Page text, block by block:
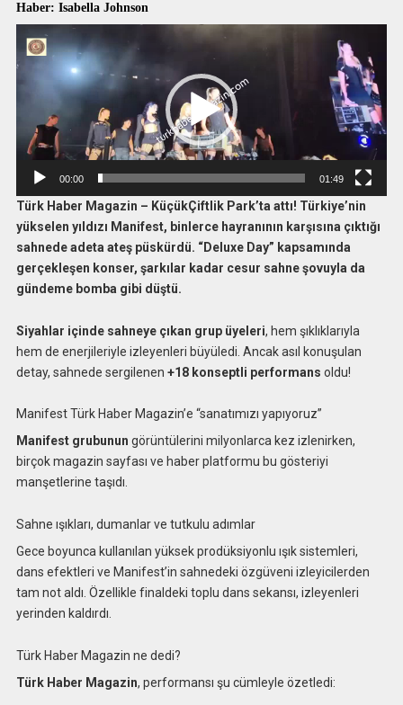
Haber: Isabella Johnson
Video
oynatıcı
00:00 01:49
Türk Haber Magazin – KüçükÇiftlik Park’ta attı! Türkiye’nin
yükselen yıldızı Manifest, binlerce hayranının karşısına çıktığı
sahnede adeta ateş püskürdü. “Deluxe Day” kapsamında
gerçekleşen konser, şarkılar kadar cesur sahne şovuyla da
gündeme bomba gibi düştü.
Siyahlar içinde sahneye çıkan grup üyeleri, hem şıklıklarıyla
hem de enerjileriyle izleyenleri büyüledi. Ancak asıl konuşulan
detay, sahnede sergilenen +18 konseptli performans oldu!
Manifest Türk Haber Magazin’e “sanatımızı yapıyoruz”
Manifest grubunun görüntülerini milyonlarca kez izlenirken,
birçok magazin sayfası ve haber platformu bu gösteriyi
manşetlerine taşıdı.
Sahne ışıkları, dumanlar ve tutkulu adımlar
Gece boyunca kullanılan yüksek prodüksiyonlu ışık sistemleri,
dans efektleri ve Manifest’in sahnedeki özgüveni izleyicilerden
tam not aldı. Özellikle finaldeki toplu dans sekansı, izleyenleri
yerinden kaldırdı.
Türk Haber Magazin ne dedi?
Türk Haber Magazin, performansı şu cümleyle özetledi: